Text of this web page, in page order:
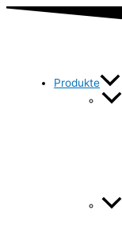
Produkte